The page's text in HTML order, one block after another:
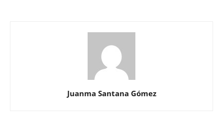
Juanma Santana Gómez